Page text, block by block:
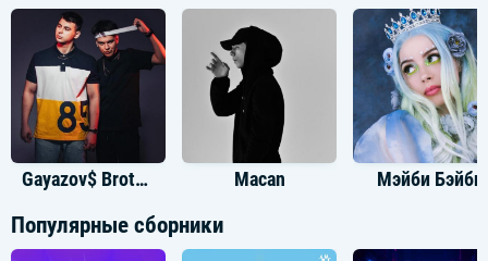
Gayazov$ Brother$ Macan Мэйби Бэйби
Популярные сборники